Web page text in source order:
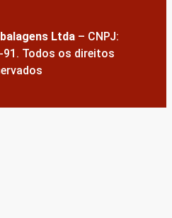
Ltda – CNPJ:
91. Todos os direitos